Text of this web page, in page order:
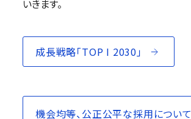
いきます。
成長戦略「TOP I 2030」
機会均等、公正公平な採用について